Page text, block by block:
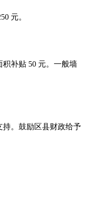
元。
补贴 50 元。一般墙
持。鼓励区县财政给予